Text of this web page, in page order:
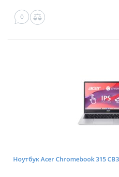
0
Ноутбук Acer Chromebook 315